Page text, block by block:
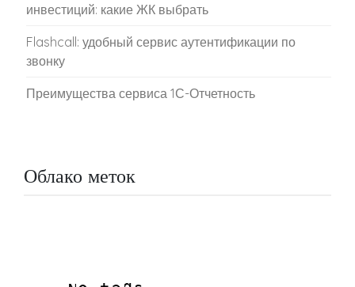
инвестиций: какие ЖК выбрать
Flashcall: удобный сервис аутентификации по
звонку
Преимущества сервиса 1С-Отчетность
Облако меток